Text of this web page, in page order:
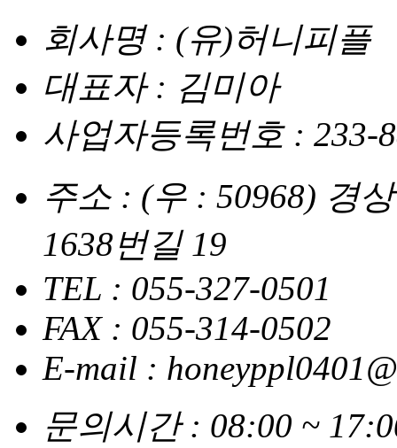
회사명 : (유)허니피플
대표자 : 김미아
사업자등록번호 : 233-
주소 : (우 : 50968) 경
1638번길 19
TEL : 055-327-0501
FAX : 055-314-0502
E-mail :
문의시간 : 08:00 ~